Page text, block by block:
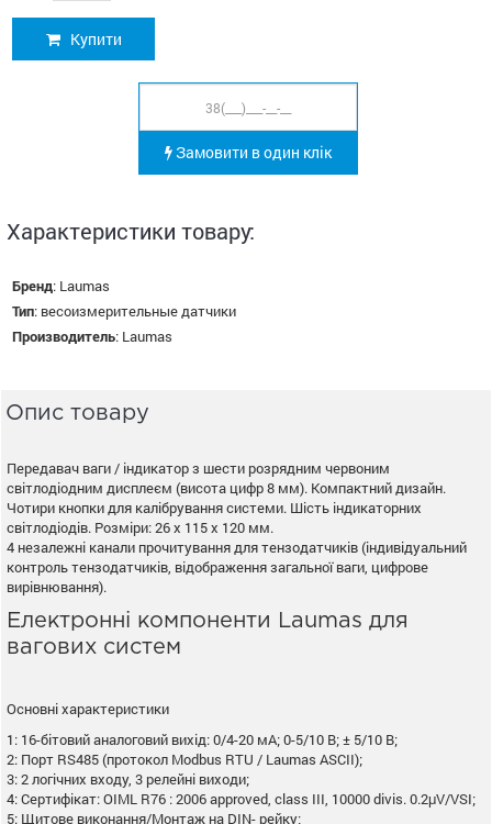
Купити
Замовити в один клік
Характеристики товару:
Бренд: Laumas
Тип: весоизмерительные датчики
Производитель: Laumas
Опис товару
Передавач ваги / індикатор з шести розрядним червоним
світлодіодним дисплеєм (висота цифр 8 мм). Компактний дизайн.
Чотири кнопки для калібрування системи. Шість індикаторних
світлодіодів. Розміри: 26 х 115 х 120 мм.
4 незалежні канали прочитування для тензодатчиків (індивідуальний
контроль тензодатчиків, відображення загальної ваги, цифрове
вирівнювання).
Електронні компоненти Laumas для
вагових систем
Основні характеристики
1: 16-бітовий аналоговий вихід: 0/4-20 мА; 0-5/10 В; ± 5/10 В;
2: Порт RS485 (протокол Modbus RTU / Laumas ASCII);
3: 2 логічних входу, 3 релейні виходи;
4: Сертифікат: OIML R76 : 2006 approved, class III, 10000 divis. 0.2μV/VSI;
5: Щитове виконання/Монтаж на DIN- рейку;